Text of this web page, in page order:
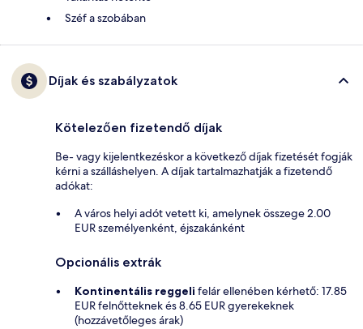
Széf a szobában
Díjak és szabályzatok
Kötelezően fizetendő díjak
Be- vagy kijelentkezéskor a következő díjak fizetését fogják
kérni a szálláshelyen. A díjak tartalmazhatják a fizetendő
adókat:
A város helyi adót vetett ki, amelynek összege 2.00
EUR személyenként, éjszakánként
Opcionális extrák
Kontinentális reggeli felár ellenében kérhető: 17.85
EUR felnőtteknek és 8.65 EUR gyerekeknek
(hozzávetőleges árak)